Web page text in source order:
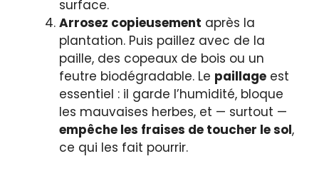
surface.
Arrosez copieusement après la
plantation. Puis paillez avec de la
paille, des copeaux de bois ou un
feutre biodégradable. Le paillage est
essentiel : il garde l’humidité, bloque
les mauvaises herbes, et — surtout —
empêche les fraises de toucher le sol,
ce qui les fait pourrir.